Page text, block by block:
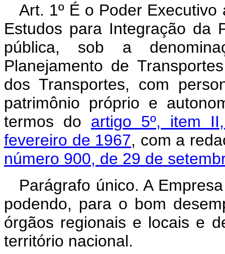
Art. 1º É o Poder
Estudos para Integração da
pública, sob a
Planejamento de
dos Transportes, com
patrimônio próprio e
termos do artigo 5º, item
fevereiro de 1967, com a
número 900, de 29 de
Parágrafo único. A
podendo, para o bom
órgãos regionais e locais e
território nacional.